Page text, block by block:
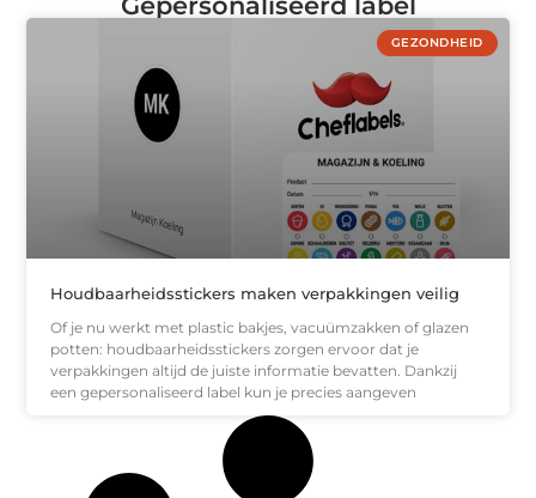
GEZONDHEID
Houdbaarheidsstickers maken verpakkingen veilig
Of je nu werkt met plastic bakjes, vacuümzakken of glazen
potten: houdbaarheidsstickers zorgen ervoor dat je
verpakkingen altijd de juiste informatie bevatten. Dankzij
een gepersonaliseerd label kun je precies aangeven